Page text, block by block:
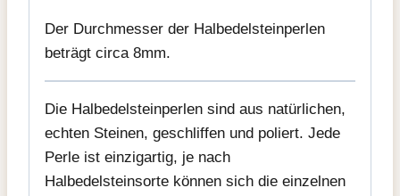
Der Durchmesser der Halbedelsteinperlen
beträgt circa 8mm.
Die Halbedelsteinperlen sind aus natürlichen,
echten Steinen, geschliffen und poliert. Jede
Perle ist einzigartig, je nach
Halbedelsteinsorte können sich die einzelnen